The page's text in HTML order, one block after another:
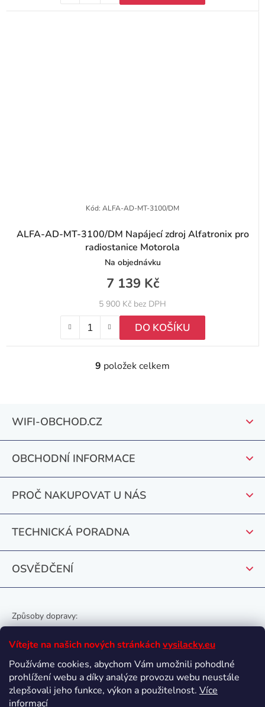
Vítejte na našich nových stránkáchvysilacky.eu
Používáme cookies, abychom Vám umožnili pohodlné
prohlížení webu a díky analýze provozu webu neustále
zlepšovali jeho funkce, výkon a použitelnost. Více
informací
ALFA-AD-MT-3100/DM Napájecí zdroj Alfatronix pro
radiostanice Motorola
Na objednávku
5 900 Kč bez DPH
7 139 Kč
DO KOŠÍKU
Kód: ALFA-AD-MT-3100/DM
O
a
c
p
r
v
p
u
9 položek celkem
WIFI-OBCHOD.CZ
OBCHODNÍ INFORMACE
PROČ NAKUPOVAT U NÁS
TECHNICKÁ PORADNA
OSVĚDČENÍ
Způsoby dopravy:
Oblíbené způsoby platby: